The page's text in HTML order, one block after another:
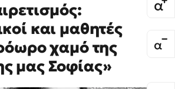
και μαθητές
χαμό της
μας Σοφίας»